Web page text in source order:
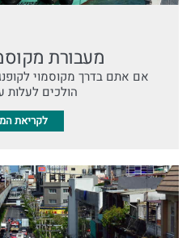
מעבורת
אם אתם בדרך מקוסמוי
הולכים לעלות
לקריאת